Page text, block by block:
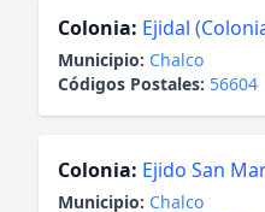
Colonia: Ejidal
Municipio: Chalco
Códigos Postales: 56604
Colonia: Ejido San
Municipio: Chalco